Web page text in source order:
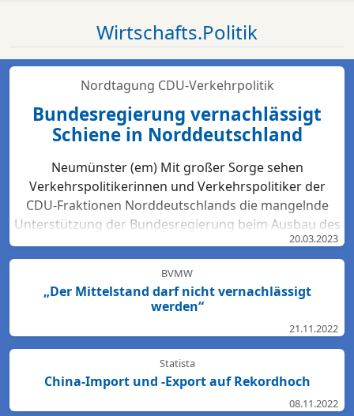
Wirtschafts.Politik
Nordtagung CDU-Verkehrpolitik
Bundesregierung vernachlässigt
Schiene in Norddeutschland
Neumünster (em) Mit großer Sorge sehen
Verkehrspolitikerinnen und Verkehrspolitiker der
CDU-Fraktionen Norddeutschlands die mangelnde
Unterstützung der Bundesregierung beim Ausbau des
Bahn-Netzes. Hartmut Bodeit, mobilitätspolitischer
Sprecher der bremischen CDUBürgerschaftsfraktion,
betont: „Die neuesten Bewertungen der DB Netz AG
lassen keinen Zweifel: Das Schienennetz ist in der
nirgendwo sonst in Deutschland. Für den Start des
Deutschlandtick...
20.03.2023
BVMW
„Der Mittelstand darf nicht vernachlässigt
werden“
21.11.2022
Statista
China-Import und -Export auf Rekordhoch
08.11.2022